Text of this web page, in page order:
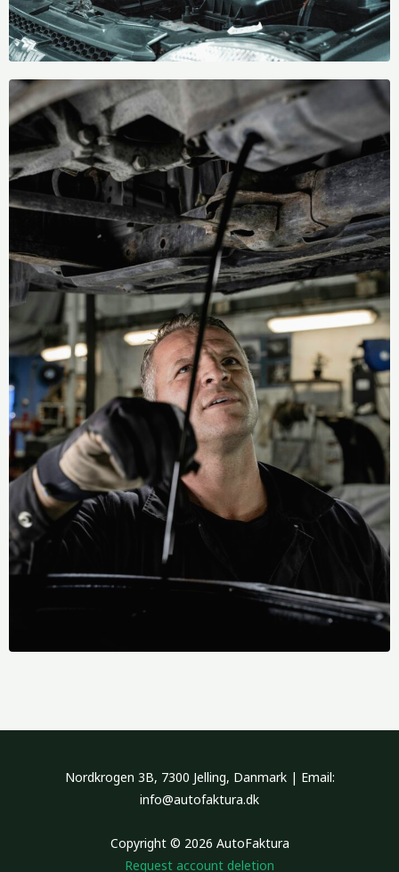
Nordkrogen 3B, 7300 Jelling, Danmark | Email:
info@autofaktura.dk
Copyright © 2026 AutoFaktura
Request account deletion